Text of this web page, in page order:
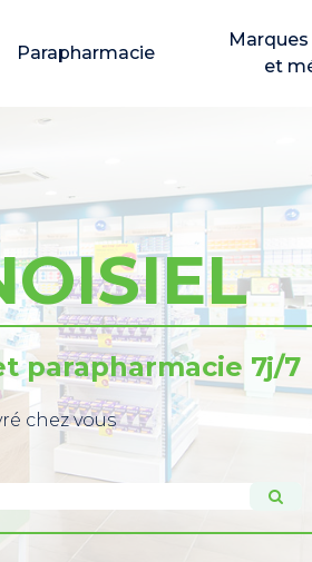
Parapharmacie
et
parapharmacie 7j/7
chez vous